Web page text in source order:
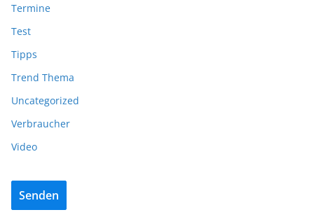
Termine
Test
Tipps
Trend Thema
Uncategorized
Verbraucher
Video
Senden